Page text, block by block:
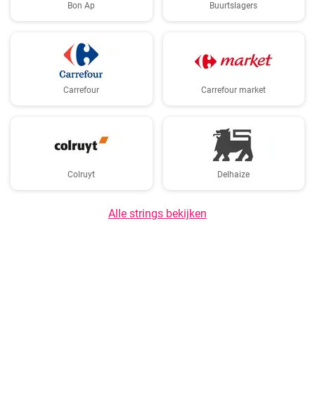
Bon Ap Buurtslagers
Carrefour Carrefour market
Colruyt Delhaize
Alle strings bekijken